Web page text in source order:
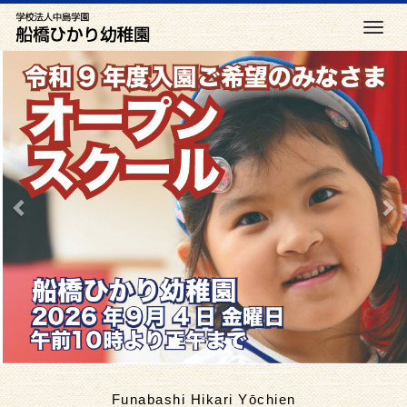
M
e
n
u
前
へ
次
へ
Funabashi Hikari Yōchien